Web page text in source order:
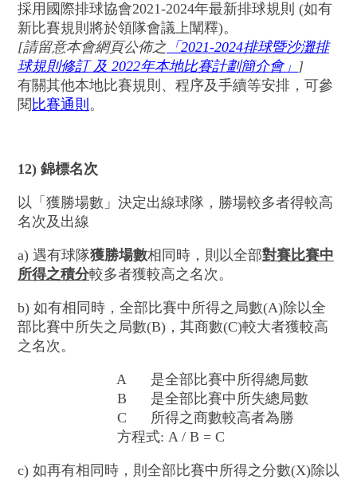
採用國際排球協會2021-2024年最新排球規則 (如有
新比賽規則將於領隊會議上闡釋)。
[請留意本會網頁公佈之 「2021-2024排球暨沙灘排
球規則修訂 及 2022年本地比賽計劃簡介會」 ]
有關其他本地比賽規則、程序及手續等安排，可參
閱 比賽通則 。
12) 錦標名次
以「獲勝場數」決定出線球隊，勝場較多者得較高
名次及出線
a) 遇有球隊獲勝場數相同時，則以全部對賽比賽中
所得之積分較多者獲較高之名次。
b) 如有相同時，全部比賽中所得之局數(A)除以全
部比賽中所失之局數(B)，其商數(C)較大者獲較高
之名次。
A 是全部比賽中所得總局數
B 是全部比賽中所失總局數
C 所得之商數較高者為勝
方程式: A / B = C
c) 如再有相同時，則全部比賽中所得之分數(X)除以